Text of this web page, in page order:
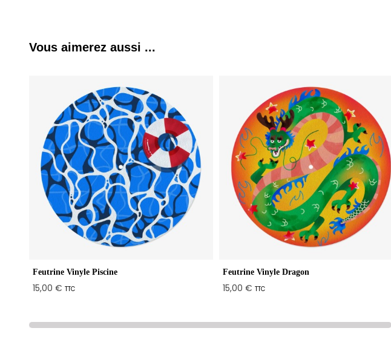
Vous aimerez aussi ...
Feutrine Vinyle Piscine
15,00 € TTC
Feutrine Vinyle Dragon
15,00 € TTC